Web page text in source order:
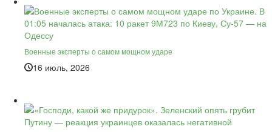
Военные эксперты о самом мощном ударе
16 июль, 2026